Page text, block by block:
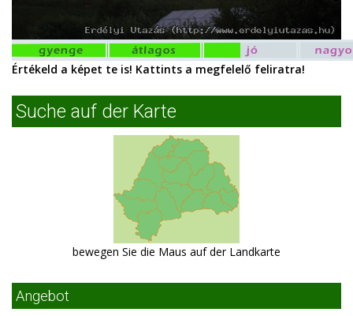
Értékeld a képet te is! Kattints a megfelelő feliratra!
Suche auf der Karte
bewegen Sie die Maus auf der Landkarte
Angebot